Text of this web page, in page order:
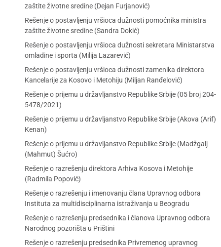
zaštite životne sredine (Dejan Furjanović)
Rešenje o postavljenju vršioca dužnosti pomoćnika ministra
zaštite životne sredine (Sandra Dokić)
Rešenje o postavljenju vršioca dužnosti sekretara Ministarstva
omladine i sporta (Milija Lazarević)
Rešenje o postavljenju vršioca dužnosti zamenika direktora
Kancelarije za Kosovo i Metohiju (Miljan Ranđelović)
Rešenje o prijemu u državljanstvo Republike Srbije (05 broj 204-
5478/2021)
Rešenje o prijemu u državljanstvo Republike Srbije (Akova (Arif)
Kenan)
Rešenje o prijemu u državljanstvo Republike Srbije (Madžgalj
(Mahmut) Šućro)
Rešenje o razrešenju direktora Arhiva Kosova i Metohije
(Radmila Popović)
Rešenje o razrešenju i imenovanju člana Upravnog odbora
Instituta za multidisciplinarna istraživanja u Beogradu
Rešenje o razrešenju predsednika i članova Upravnog odbora
Narodnog pozorišta u Prištini
Rešenje o razrešenju predsednika Privremenog upravnog